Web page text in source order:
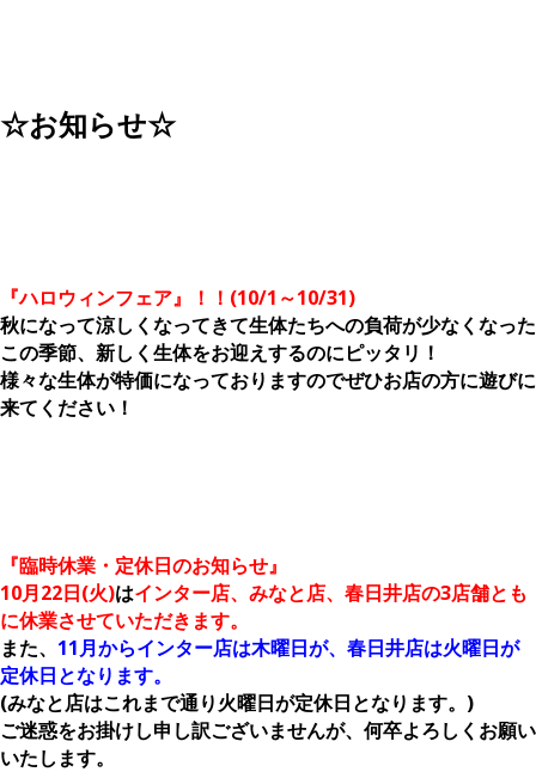
☆お知らせ☆
『ハロウィンフェア』！！(10/1～10/31)
秋になって涼しくなってきて生体たちへの負荷が少なくなった
この季節、新しく生体をお迎えするのにピッタリ！
様々な生体が特価になっておりますのでぜひお店の方に遊びに
来てください！
『臨時休業・定休日のお知らせ』
10月22日(火)はインター店、みなと店、春日井店の3店舗とも
に休業させていただきます。
また、 11月からインター店は木曜日が、春日井店は火曜日が
定休日となります。
(みなと店はこれまで通り火曜日が定休日となります。)
ご迷惑をお掛けし申し訳ございませんが、何卒よろしくお願い
いたします。